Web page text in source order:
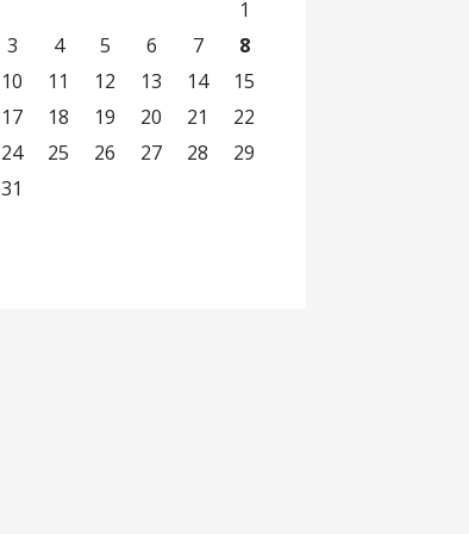
1
3 4 5 6 7
8
10 11 12 13 14
15
17 18 19 20 21
22
24 25 26 27 28
29
31